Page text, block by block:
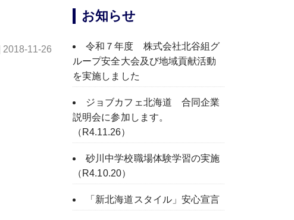
| 2018-11-26
お知らせ
令和７年度 株式会社北谷組グ
ループ安全大会及び地域貢献活動
を実施しました
ジョブカフェ北海道 合同企業
説明会に参加します。
（R4.11.26）
砂川中学校職場体験学習の実施
（R4.10.20）
「新北海道スタイル」安心宣言